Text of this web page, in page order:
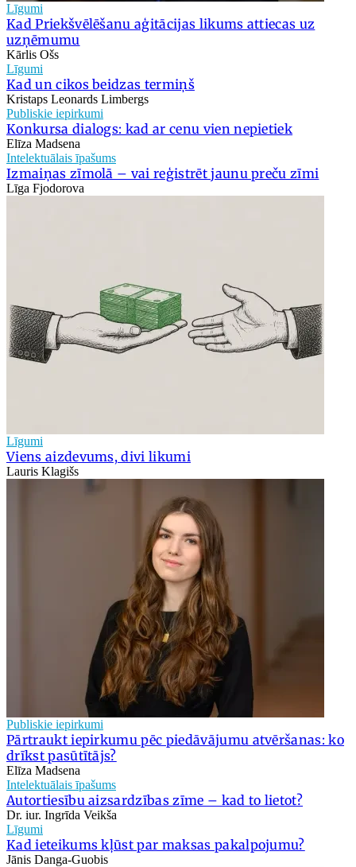
Līgumi
Kad Priekšvēlēšanu aģitācijas likums attiecas uz
uzņēmumu
Kārlis Ošs
Līgumi
Kad un cikos beidzas termiņš
Kristaps Leonards Limbergs
Publiskie iepirkumi
Konkursa dialogs: kad ar cenu vien nepietiek
Elīza Madsena
Intelektuālais īpašums
Izmaiņas zīmolā – vai reģistrēt jaunu preču zīmi
Līga Fjodorova
Līgumi
Viens aizdevums, divi likumi
Lauris Klagišs
Publiskie iepirkumi
Pārtraukt iepirkumu pēc piedāvājumu atvēršanas: ko
drīkst pasūtītājs?
Elīza Madsena
Intelektuālais īpašums
Autortiesību aizsardzības zīme – kad to lietot?
Dr. iur. Ingrīda Veikša
Līgumi
Kad ieteikums kļūst par maksas pakalpojumu?
Jānis Danga-Guobis